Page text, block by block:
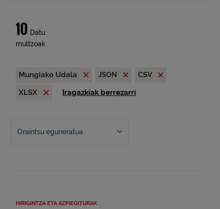
10 Datu
multzoak
Mungiako Udala JSON
CSV
XLSX
Iragazkiak berrezarri
Oraintsu eguneratua
HIRIGINTZA ETA AZPIEGITURAK